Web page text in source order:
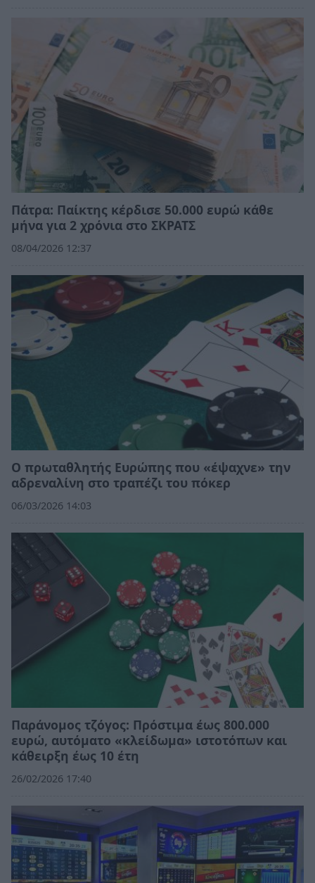
Πάτρα: Παίκτης κέρδισε 50.000 ευρώ κάθε
μήνα για 2 χρόνια στο ΣΚΡΑΤΣ
08/04/2026 12:37
Ο πρωταθλητής Ευρώπης που «έψαχνε» την
αδρεναλίνη στο τραπέζι του πόκερ
06/03/2026 14:03
Παράνομος τζόγος: Πρόστιμα έως 800.000
ευρώ, αυτόματο «κλείδωμα» ιστοτόπων και
κάθειρξη έως 10 έτη
26/02/2026 17:40